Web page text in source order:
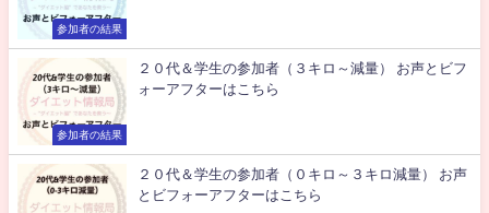
参加者の結果
参加者の結果
２０代＆学生の参加者（３キロ～減量） お声とビフ
ォーアフターはこちら
２０代＆学生の参加者（０キロ～３キロ減量） お声
とビフォーアフターはこちら